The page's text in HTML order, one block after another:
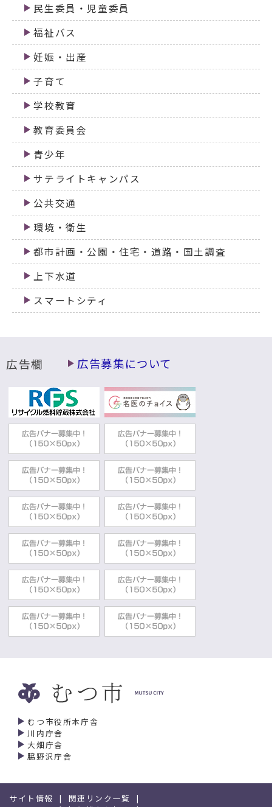
民生委員・児童委員
福祉バス
妊娠・出産
子育て
学校教育
教育委員会
青少年
サテライトキャンパス
公共交通
環境・衛生
都市計画・公園・住宅・道路・国土調査
上下水道
スマートシティ
広告欄 広告募集について
むつ市役所本庁舎
川内庁舎
大畑庁舎
脇野沢庁舎
サイト情報
関連リンク一覧